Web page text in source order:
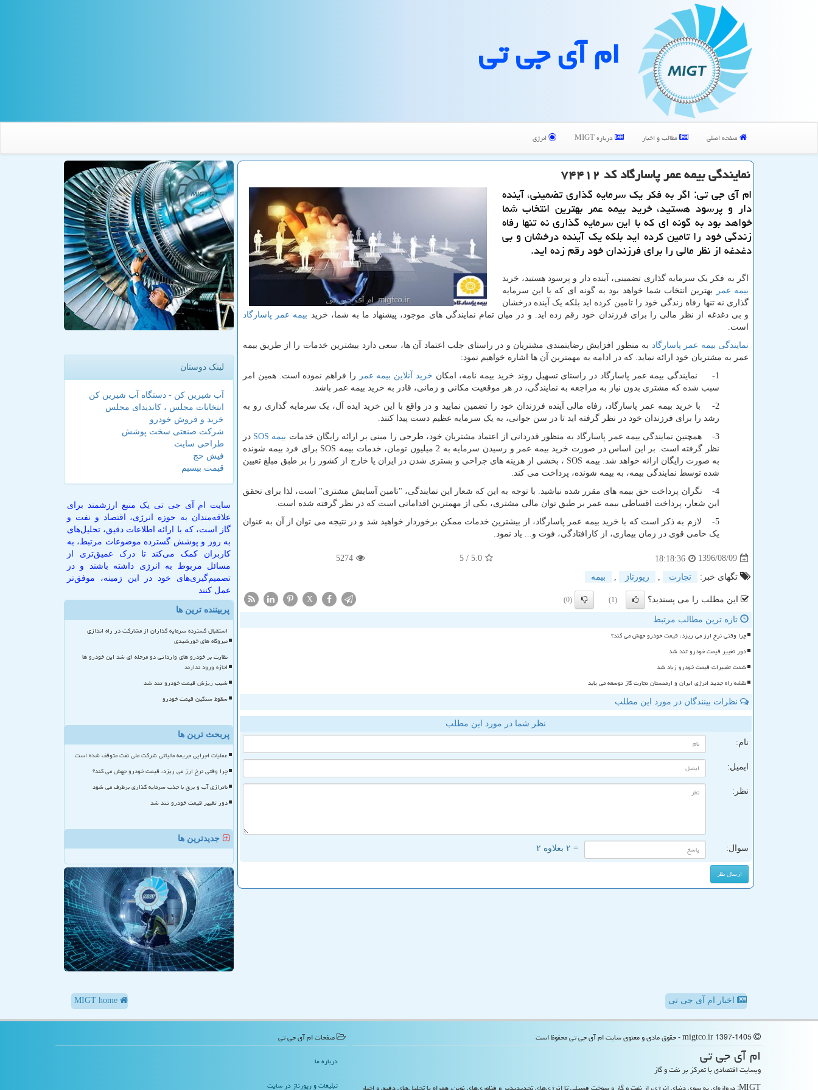
ام آی جی تی
صفحه اصلی مطالب و اخبار درباره MIGT انرژی
نمایندگی بیمه عمر پاسارگاد كد ۷۴۴۱۲
ام آی جی تی: اگر به فكر یك سرمایه گذاری تضمینی، آینده
دار و پرسود هستید، خرید بیمه عمر بهترین انتخاب شما
خواهد بود به گونه ای كه با این سرمایه گذاری نه تنها رفاه
زندگی خود را تامین كرده اید بلكه یك آینده درخشان و بی
دغدغه از نظر مالی را برای فرزندان خود رقم زده اید.
اگر به فکر یک سرمایه گذاری تضمینی، آینده دار و پرسود هستید، خرید
بیمه عمر
بهترین انتخاب شما خواهد بود به گونه ای که با این سرمایه
گذاری نه تنها رفاه زندگی خود را تامین کرده اید بلکه یک آینده درخشان
و بی دغدغه از نظر مالی را برای فرزندان خود رقم زده اید. و در میان تمام نمایندگی های موجود، پیشنهاد ما به شما، خرید بیمه عمر پاسارگاد
است.
نمایندگی بیمه عمر پاسارگاد به منظور افزایش رضایتمندی مشتریان و در راستای جلب اعتماد آن ها، سعی دارد بیشترین خدمات را از طریق بیمه
عمر به مشتریان خود ارائه نماید. که در ادامه به مهمترین آن ها اشاره خواهیم نمود:
1- نمایندگی بیمه عمر پاسارگاد در راستای تسهیل روند خرید بیمه نامه، امکان
خرید آنلاین بیمه عمر
را فراهم نموده است. همین امر
سبب شده که مشتری بدون نیاز به مراجعه به نمایندگی، در هر موقعیت مکانی و زمانی، قادر به خرید بیمه عمر باشد.
2- با خرید بیمه عمر پاسارگاد، رفاه مالی آینده فرزندان خود را تضمین نمایید و در واقع با این خرید ایده آل، یک سرمایه گذاری رو به
رشد را برای فرزندان خود در نظر گرفته اید تا در سن جوانی، به یک سرمایه عظیم دست پیدا کنند.
3- همچنین نمایندگی بیمه عمر پاسارگاد به منظور قدردانی از اعتماد مشتریان خود، طرحی را مبنی بر ارائه رایگان خدمات
بیمه SOS در
نظر گرفته است. بر این اساس در صورت خرید بیمه عمر و رسیدن سرمایه به 2 میلیون تومان، خدمات بیمه
SOS برای فرد بیمه شونده
به صورت رایگان ارائه خواهد شد. بیمه SOS ، بخشی از هزینه های جراحی و بستری شدن در ایران یا خارج از کشور را بر طبق مبلغ تعیین
شده توسط نمایندگی بیمه، به بیمه شونده، پرداخت می کند.
4- نگران پرداخت حق بیمه های مقرر شده نباشید. با توجه به این که شعار این نمایندگی، "تامین آسایش مشتری" است، لذا برای تحقق
این شعار، پرداخت اقساطی بیمه عمر بر طبق توان مالی مشتری، یکی از مهمترین اقداماتی است که در نظر گرفته شده است.
5- لازم به ذکر است که با خرید بیمه عمر پاسارگاد، از بیشترین خدمات ممکن برخوردار خواهید شد و در نتیجه می توان از آن به عنوان
یک حامی قوی در زمان بیماری، از کارافتادگی، فوت و... یاد نمود.
1396/08/09
18:18:36
5.0
/ 5
5274
تگهای خبر: تجارت رپورتاژ بیمه
این مطلب را می پسندید؟ (1)
(0)
X
تازه ترین مطالب مرتبط
چرا وقتی نرخ ارز می ریزد، قیمت خودرو جهش می کند؟
دور تغییر قیمت خودرو تند شد
شدت تغییرات قیمت خودرو زیاد شد
نقشه راه جدید انرژی ایران و ارمنستان تجارت گاز توسعه می یابد
نظرات بینندگان در مورد این مطلب
نظر شما در مورد این مطلب
نام:
ایمیل:
نظر:
سوال: = ۲ بعلاوه ۲
لینک دوستان
آب شیرین کن - دستگاه آب شیرین کن
انتخابات مجلس ، کاندیدای مجلس
خرید و فروش خودرو
شرکت صنعتی سخت پوشش
طراحی سایت
فیش حج
قیمت بیسیم
سایت ام آی جی تی یک منبع ارزشمند برای
علاقه‌مندان به حوزه انرژی، اقتصاد و نفت و
گاز است، که با ارائه اطلاعات دقیق، تحلیل‌های
به روز و پوشش گسترده موضوعات مرتبط، به
کاربران کمک می‌کند تا درک عمیق‌تری از
مسائل مربوط به انرژی داشته باشند و در
تصمیم‌گیری‌های خود در این زمینه، موفق‌تر
عمل کنند
پربیننده ترین ها
استقبال گسترده سرمایه گذاران از مشارکت در راه اندازی
نیروگاه های خورشیدی
نظارت بر خودرو های وارداتی دو مرحله ای شد این خودرو ها
اجازه ورود ندارند
شیب ریزش قیمت خودرو تند شد
سقوط سنگین قیمت خودرو
پربحث ترین ها
عملیات اجرایی جریمه مالیاتی شرکت ملی نفت متوقف شده است
چرا وقتی نرخ ارز می ریزد، قیمت خودرو جهش می کند؟
ناترازی آب و برق با جذب سرمایه گذاری برطرف می شود
دور تغییر قیمت خودرو تند شد
جدیدترین ها
اخبار ام آی جی تی
ام آی جی تی
وبسایت اقتصادی با تمرکز بر نفت و گاز
صفحات ام آی جی تی
درباره ما
تبلیغات و رپورتاژ در سایت